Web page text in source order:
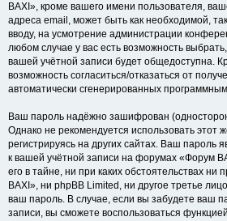
BAXI», кроме вашего имени пользователя,
адреса email, может быть как необходимой,
вводу, на усмотрение администрации
любом случае у вас есть возможность
вашей учётной записи будет общедоступна.
возможность согласиться/отказаться от
автоматически сгенерированных
Ваш пароль надёжно зашифрован
Однако не рекомендуется использовать этот
регистрируясь на других сайтах. Ваш пароль
к вашей учётной записи на форумах «Форум
его в тайне, ни при каких обстоятельствах ни
BAXI», ни phpBB Limited, ни другое третье
ваш пароль. В случае, если вы забудете ваш
записи, вы сможете воспользоваться